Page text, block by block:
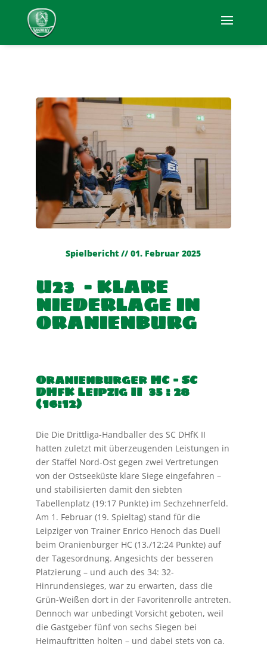
Spielbericht // 01. Februar 2025
U23 – KLARE
NIEDERLAGE IN
ORANIENBURG
Oranienburger HC – SC
DHfK Leipzig II 35: 28
(16:12)
Die Die Drittliga-Handballer des SC DHfK II
hatten zuletzt mit überzeugenden Leistungen in
der Staffel Nord-Ost gegen zwei Vertretungen
von der Ostseeküste klare Siege eingefahren –
und stabilisierten damit den siebten
Tabellenplatz (19:17 Punkte) im Sechzehnerfeld.
Am 1. Februar (19. Spieltag) stand für die
Leipziger von Trainer Enrico Henoch das Duell
beim Oranienburger HC (13./12:24 Punkte) auf
der Tagesordnung. Angesichts der besseren
Platzierung – und auch des 34: 32-
Hinrundensieges, war zu erwarten, dass die
Grün-Weißen dort in der Favoritenrolle antreten.
Dennoch war unbedingt Vorsicht geboten, weil
die Gastgeber fünf von sechs Siegen bei
Heimauftritten holten – und dabei stets von ca.